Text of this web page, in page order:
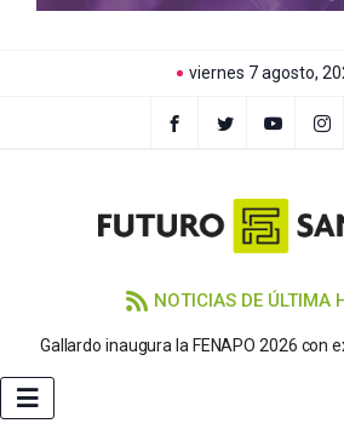
viernes 7 agosto,
NOTICIAS DE ÚLTIMA
Gallardo inaugura la FENAPO 2026 con